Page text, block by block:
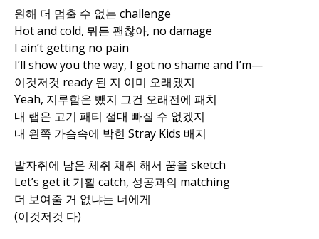
원해 더 멈출 수 없는 challenge
Hot and cold, 뭐든 괜찮아, no damage
I ain’t getting no pain
I’ll show you the way, I got no shame and I’m—
이것저것 ready 된 지 이미 오래됐지
Yeah, 지루함은 뺐지 그건 오래전에 패치
내 랩은 고기 패티 절대 빠질 수 없겠지
내 왼쪽 가슴속에 박힌 Stray Kids 배지
발자취에 남은 체취 채취 해서 꿈을 sketch
Let’s get it 기횔 catch, 성공과의 matching
더 보여줄 거 없냐는 너에게
(이것저것 다)